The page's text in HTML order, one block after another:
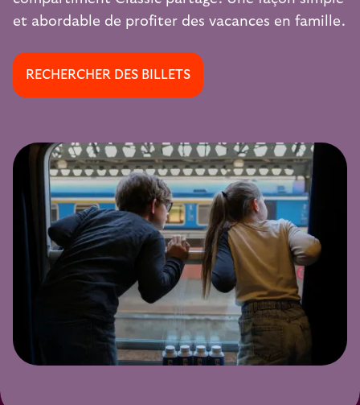
et abordable de profiter des vacances en famille.
RECHERCHER DES BILLETS